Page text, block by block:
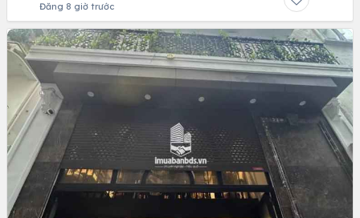
Đăng 8 giờ trước